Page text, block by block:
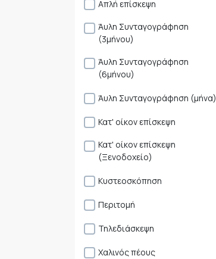
Απλή επίσκεψη
Άυλη Συνταγογράφηση
(3μήνου)
Άυλη Συνταγογράφηση
(6μήνου)
Άυλη Συνταγογράφηση (μήνα)
Κατ' οίκον επίσκεψη
Κατ' οίκον επίσκεψη
(Ξενοδοχείο)
Κυστεοσκόπηση
Περιτομή
Τηλεδιάσκεψη
Χαλινός πέους